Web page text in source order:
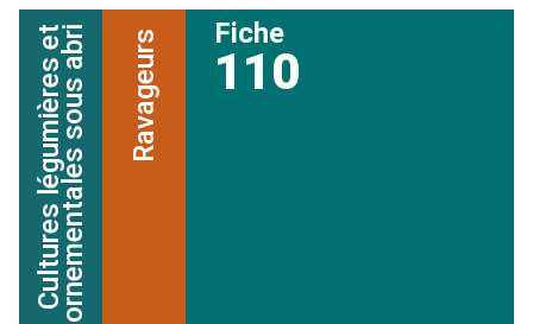
C
u
l
t
u
r
e
s
l
é
g
u
m
i
è
r
e
s
e
t
o
r
n
e
m
e
n
t
a
l
e
s
s
o
u
s
a
b
ri Ravageurs Fiche
110